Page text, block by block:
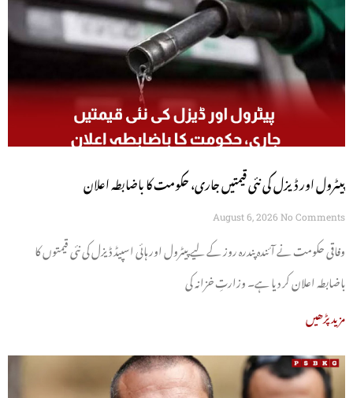
پیٹرول اور ڈیزل کی نئی قیمتیں جاری، حکومت کا باضابطہ اعلان
August 6, 2026 No Comments
وفاقی حکومت نے آئندہ پندرہ روز کے لیے پیٹرول اور ہائی اسپیڈ ڈیزل کی نئی قیمتوں کا
باضابطہ اعلان کر دیا ہے۔ وزارتِ خزانہ کی
مزید پڑھیں